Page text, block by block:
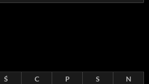
Ś C P S
N